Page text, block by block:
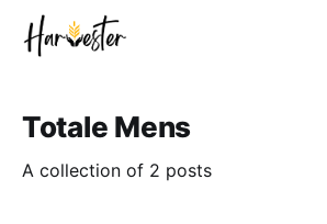
Totale Mens
A collection of 2 posts